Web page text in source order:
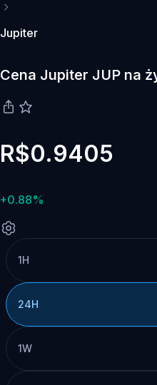
Jupiter
Cena Jupiter JUP na
R$0.9405
+0.88%
1H
24H
1W